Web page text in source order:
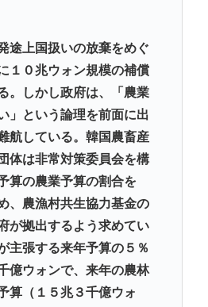
途上国扱いの放棄をめぐ
１０兆ウォン規模の補償
。しかし政府は、「農業
」という論理を前面に出
航している。韓国農畜産
体は非常対策委員会を構
算の農業予算の割合を
、農漁村共生協力基金の
が拠出するよう求めてい
主張する来年予算の５％
億ウォンで、来年の農林
算（１５兆３千億ウォ